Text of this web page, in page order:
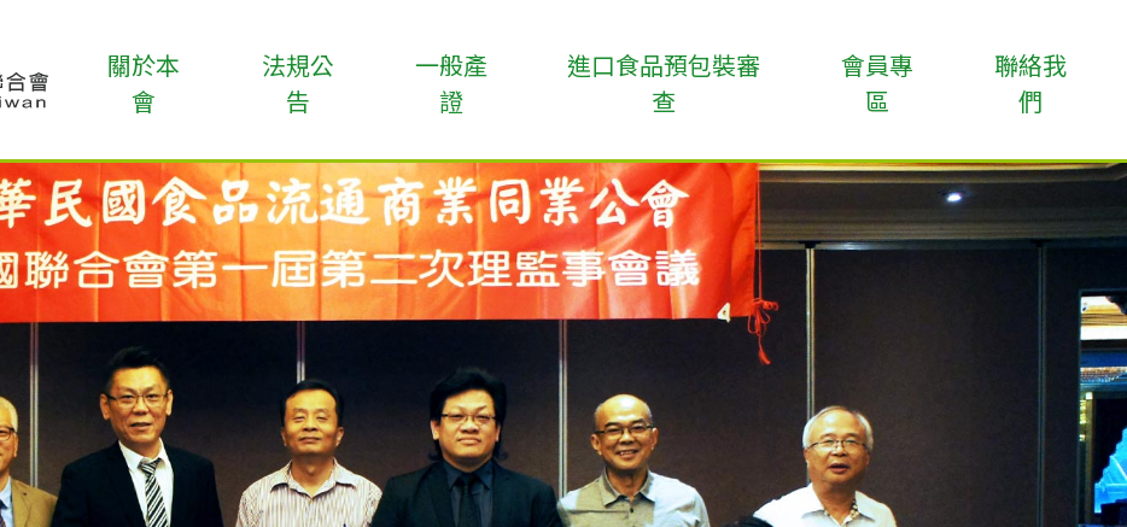
關於本
會
法規公
告
一般產
證
進口食品預包裝審
查
會員專
區
聯絡我
們